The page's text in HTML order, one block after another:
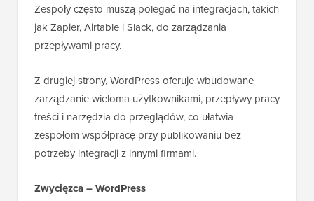
Zespoły często muszą polegać na integracjach, takich
jak Zapier, Airtable i Slack, do zarządzania
przepływami pracy.
Z drugiej strony, WordPress oferuje wbudowane
zarządzanie wieloma użytkownikami, przepływy pracy
treści i narzędzia do przeglądów, co ułatwia
zespołom współpracę przy publikowaniu bez
potrzeby integracji z innymi firmami.
Zwycięzca – WordPress